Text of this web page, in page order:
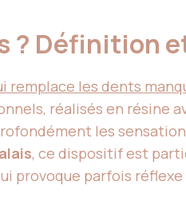
? Définition
les dents
réalisés en résine
les
, ce dispositif est
provoque parfois